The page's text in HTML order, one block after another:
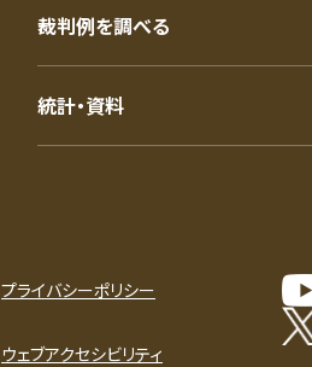
裁判例を調べる
統計・資料
プライバシーポリシー
ウェブアクセシビリティ